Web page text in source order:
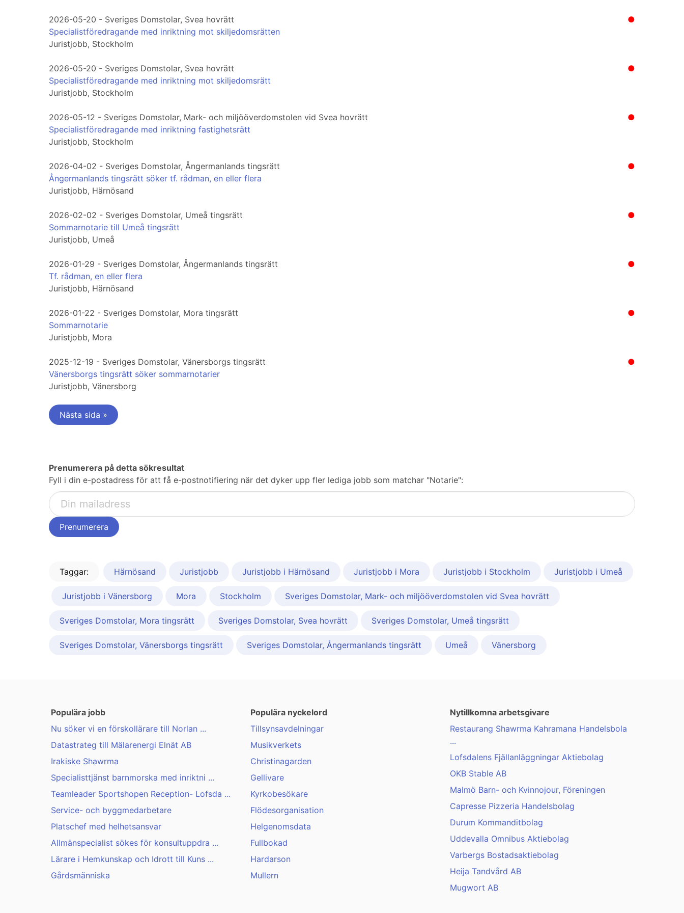
●
2026-05-20 - Sveriges Domstolar, Svea hovrätt
Specialistföredragande med inriktning mot skiljedomsrätten
Juristjobb, Stockholm
●
2026-05-20 - Sveriges Domstolar, Svea hovrätt
Specialistföredragande med inriktning mot skiljedomsrätt
Juristjobb, Stockholm
●
2026-05-12 - Sveriges Domstolar, Mark- och miljööverdomstolen vid Svea hovrätt
Specialistföredragande med inriktning fastighetsrätt
Juristjobb, Stockholm
●
2026-04-02 - Sveriges Domstolar, Ångermanlands tingsrätt
Ångermanlands tingsrätt söker tf. rådman, en eller flera
Juristjobb, Härnösand
●
2026-02-02 - Sveriges Domstolar, Umeå tingsrätt
Sommarnotarie till Umeå tingsrätt
Juristjobb, Umeå
●
2026-01-29 - Sveriges Domstolar, Ångermanlands tingsrätt
Tf. rådman, en eller flera
Juristjobb, Härnösand
●
2026-01-22 - Sveriges Domstolar, Mora tingsrätt
Sommarnotarie
Juristjobb, Mora
●
2025-12-19 - Sveriges Domstolar, Vänersborgs tingsrätt
Vänersborgs tingsrätt söker sommarnotarier
Juristjobb, Vänersborg
Nästa sida »
Prenumerera på detta sökresultat
Fyll i din e-postadress för att få e-postnotifiering när det dyker upp fler lediga jobb som matchar "Notarie":
Taggar: Härnösand Juristjobb Juristjobb i Härnösand Juristjobb i Mora Juristjobb i Stockholm Juristjobb i Umeå
Juristjobb i Vänersborg Mora Stockholm Sveriges Domstolar, Mark- och miljööverdomstolen vid Svea hovrätt
Sveriges Domstolar, Mora tingsrätt Sveriges Domstolar, Svea hovrätt Sveriges Domstolar, Umeå tingsrätt
Sveriges Domstolar, Vänersborgs tingsrätt Sveriges Domstolar, Ångermanlands tingsrätt Umeå Vänersborg
Populära jobb
Nu söker vi en förskollärare till Norlan ...
Datastrateg till Mälarenergi Elnät AB
Irakiske Shawrma
Specialisttjänst barnmorska med inriktni ...
Teamleader Sportshopen Reception- Lofsda ...
Service- och byggmedarbetare
Platschef med helhetsansvar
Allmänspecialist sökes för konsultuppdra ...
Lärare i Hemkunskap och Idrott till Kuns ...
Gårdsmänniska
Populära nyckelord
Tillsynsavdelningar
Musikverkets
Christinagarden
Gellivare
Kyrkobesökare
Flödesorganisation
Helgenomsdata
Fullbokad
Hardarson
Mullern
Nytillkomna arbetsgivare
Restaurang Shawrma Kahramana Handelsbola
...
Lofsdalens Fjällanläggningar Aktiebolag
OKB Stable AB
Malmö Barn- och Kvinnojour, Föreningen
Capresse Pizzeria Handelsbolag
Durum Kommanditbolag
Uddevalla Omnibus Aktiebolag
Varbergs Bostadsaktiebolag
Heija Tandvård AB
Mugwort AB